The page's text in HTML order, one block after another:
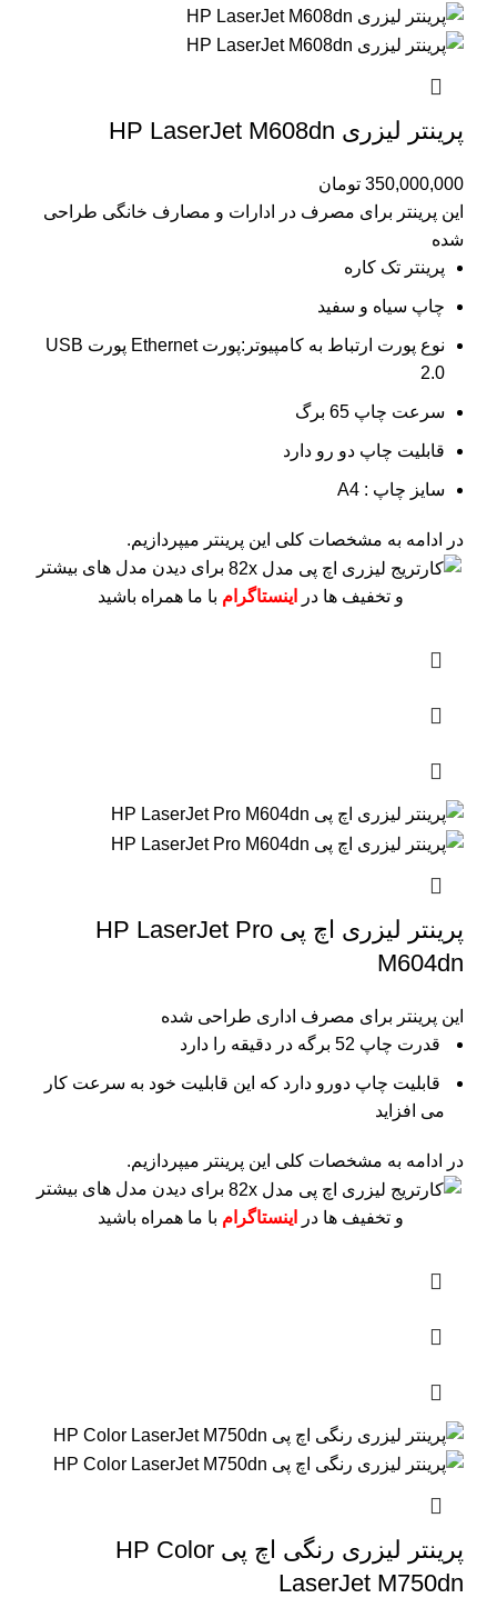
پرینتر لیزری HP LaserJet M608dn
350,000,000 تومان
این پرینتر برای مصرف در ادارات و مصارف خانگی طراحی
شده
پرینتر تک کاره
چاپ سیاه و سفید
نوع پورت ارتباط به کامپیوتر:پورت Ethernet پورت USB
2.0
سرعت چاپ 65 برگ
قابلیت چاپ دو رو دارد
سایز چاپ : A4
در ادامه به مشخصات کلی این پرینتر میپردازیم.
برای دیدن مدل های بیشتر
و تخفیف ها در
اینستاگرام با ما همراه باشید
پرینتر لیزری اچ پی HP LaserJet Pro
M604dn
این پرینتر برای مصرف اداری طراحی شده
قدرت چاپ 52 برگه در دقیقه را دارد
قابلیت چاپ دورو دارد که این قابلیت خود به سرعت کار
می افزاید
در ادامه به مشخصات کلی این پرینتر میپردازیم.
برای دیدن مدل های بیشتر
و تخفیف ها در
اینستاگرام با ما همراه باشید
پرینتر لیزری رنگی اچ پی HP Color
LaserJet M750dn